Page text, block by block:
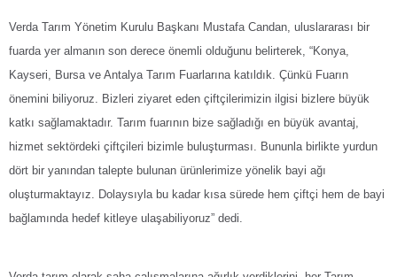
Verda Tarım Yönetim Kurulu Başkanı Mustafa Candan, uluslararası bir
fuarda yer almanın son derece önemli olduğunu belirterek, “Konya,
Kayseri, Bursa ve Antalya Tarım Fuarlarına katıldık. Çünkü Fuarın
önemini biliyoruz. Bizleri ziyaret eden çiftçilerimizin ilgisi bizlere büyük
katkı sağlamaktadır. Tarım fuarının bize sağladığı en büyük avantaj,
hizmet sektördeki çiftçileri bizimle buluşturması. Bununla birlikte yurdun
dört bir yanından talepte bulunan ürünlerimize yönelik bayi ağı
oluşturmaktayız. Dolaysıyla bu kadar kısa sürede hem çiftçi hem de bayi
bağlamında hedef kitleye ulaşabiliyoruz” dedi.